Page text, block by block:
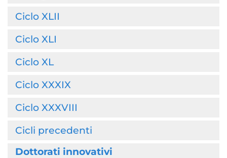
Ciclo XLII
Ciclo XLI
Ciclo XL
Ciclo XXXIX
Ciclo XXXVIII
Cicli precedenti
Dottorati innovativi